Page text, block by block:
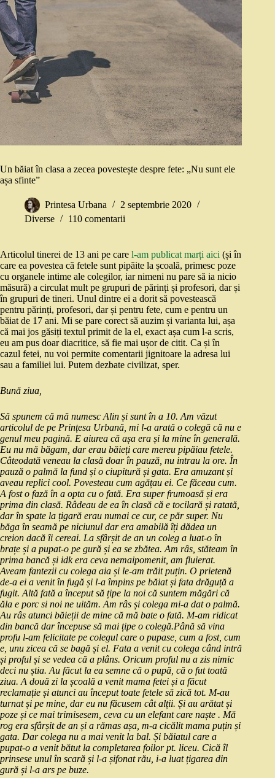
Un băiat în clasa a zecea povestește despre fete: „Nu sunt ele
așa sfinte”
Printesa Urbana
2 septembrie 2020
Diverse
110 comentarii
Articolul tinerei de 13 ani pe care l-am publicat marți aici (și în
care ea povestea că fetele sunt pipăite la școală, primesc poze
cu organele intime ale colegilor, iar nimeni nu pare să ia nicio
măsură) a circulat mult pe grupuri de părinți și profesori, dar și
în grupuri de tineri. Unul dintre ei a dorit să povestească
pentru părinți, profesori, dar și pentru fete, cum e pentru un
băiat de 17 ani. Mi se pare corect să auzim și varianta lui, așa
că mai jos găsiți textul primit de la el, exact așa cum l-a scris,
eu am pus doar diacritice, să fie mai ușor de citit. Ca și în
cazul fetei, nu voi permite comentarii jignitoare la adresa lui
sau a familiei lui. Putem dezbate civilizat, sper.
Bună ziua,
Să spunem că mă numesc Alin și sunt în a 10. Am văzut
articolul de pe Prințesa Urbană, mi l-a arată o colegă că nu e
genul meu pagină. E aiurea că așa era și la mine în generală.
Eu nu mă băgam, dar erau băieți care mereu pipăiau fetele.
Câteodată veneau la clasă doar în pauză, nu intrau la ore. În
pauză o palmă la fund și o ciupitură și gata. Era amuzant și
aveau replici cool. Povesteau cum agățau ei. Ce făceau cum.
A fost o fază în a opta cu o fată. Era super frumoasă și era
prima din clasă. Râdeau de ea în clasă că e tocilară și ratată,
dar în spate la țigară erau numai ce cur, ce păr super. Nu
băga în seamă pe niciunul dar era amabilă îți dădea un
creion dacă îi cereai. La sfârșit de an un coleg a luat-o în
brațe și a pupat-o pe gură și ea se zbătea. Am râs, stăteam în
prima bancă și idk era ceva nemaipomenit, am fluierat.
Aveam fantezii cu colega aia și le-am trăit puțin. O prietenă
de-a ei a venit în fugă și l-a împins pe băiat și fata drăguță a
fugit. Altă fată a început să țipe la noi că suntem măgări că
ăla e porc si noi ne uităm. Am râs și colega mi-a dat o palmă.
Au râs atunci băieții de mine că mă bate o fată. M-am ridicat
din bancă dar începuse să mai țipe o colegă.Până să vina
profu l-am felicitate pe colegul care o pupase, cum a fost, cum
e, unu zicea că se bagă și el. Fata a venit cu colega când intră
și proful și se vedea că a plâns. Oricum proful nu a zis nimic
deci nu știa. Au făcut la ea semne că o pupă, că o fut toată
ziua. A două zi la școală a venit mama fetei și a făcut
reclamație și atunci au început toate fetele să zică tot. M-au
turnat și pe mine, dar eu nu făcusem cât alții. Și au arătat și
poze și ce mai trimisesem, ceva cu un elefant care naște . Mă
rog era sfârșit de an și a rămas așa, m-a cicălit mama puțin și
gata. Dar colega nu a mai venit la bal. Și băiatul care a
pupat-o a venit bătut la completarea foilor pt. liceu. Cică îl
prinsese unul în scară și l-a șifonat rău, i-a luat țigarea din
gură și l-a ars pe buze.